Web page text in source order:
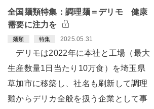
全国麺類特集：調理麺＝デリモ 健康
需要に注力を
麺類 特集 2025.05.31
デリモは2022年に本社と工場（最大
生産数量1日当たり10万食）を埼玉県
草加市に移築し、社名も刷新して調理
麺からデリカ全般を扱う企業として事